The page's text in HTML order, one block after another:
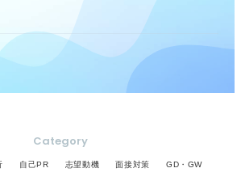
Category
自己PR 志望動機 面接対策 GD・GW